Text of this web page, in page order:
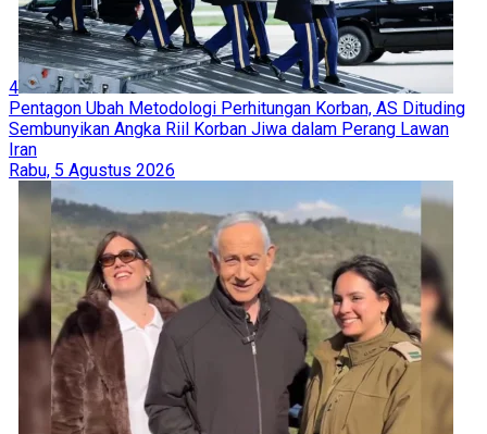
4
Pentagon Ubah Metodologi Perhitungan Korban, AS Dituding
Sembunyikan Angka Riil Korban Jiwa dalam Perang Lawan
Iran
Rabu, 5 Agustus 2026